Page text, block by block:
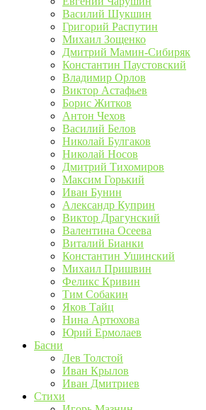
Василий Шукшин
Григорий Распутин
Михаил Зощенко
Дмитрий Мамин-Сибиряк
Константин Паустовский
Владимир Орлов
Виктор Астафьев
Борис Житков
Антон Чехов
Василий Белов
Николай Булгаков
Николай Носов
Дмитрий Тихомиров
Максим Горький
Иван Бунин
Александр Куприн
Виктор Драгунский
Валентина Осеева
Виталий Бианки
Константин Ушинский
Михаил Пришвин
Феликс Кривин
Тим Собакин
Яков Тайц
Нина Артюхова
Юрий Ермолаев
Басни
Лев Толстой
Иван Крылов
Иван Дмитриев
Стихи